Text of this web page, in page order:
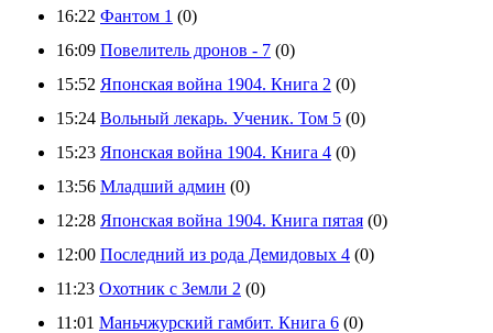
16:22 Фантом 1 (0)
16:09 Повелитель дронов - 7 (0)
15:52 Японская война 1904. Книга 2 (0)
15:24 Вольный лекарь. Ученик. Том 5 (0)
15:23 Японская война 1904. Книга 4 (0)
13:56 Младший админ (0)
12:28 Японская война 1904. Книга пятая (0)
12:00 Последний из рода Демидовых 4 (0)
11:23 Охотник с Земли 2 (0)
11:01 Маньчжурский гамбит. Книга 6 (0)